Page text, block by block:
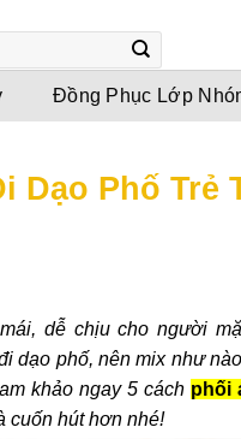
Đồng Phục Lớp
Phố Trẻ
dễ chịu cho người
dạo phố, nên mix như
khảo ngay 5 cách phối
cuốn hút hơn nhé!